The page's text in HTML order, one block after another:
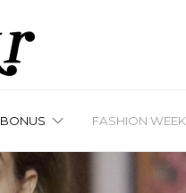
BONUS FASHION WEEK